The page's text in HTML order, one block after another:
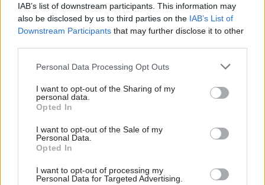
IAB’s list of downstream participants. This information may
also be disclosed by us to third parties on the IAB’s List of
Downstream Participants that may further disclose it to other
Please note that this website/app uses one or more Google
not limited to your visit or usage behaviour. You may click to
grant or deny consent to Google and its third-party tags to
use your data for below specified purposes in below Google
consent section.
Personal Data Processing Opt Outs
I want to opt-out of the Sharing of my
personal data.
Opted In
I want to opt-out of the Sale of my
Personal Data.
Opted In
I want to opt-out of processing my
Personal Data for Targeted Advertising.